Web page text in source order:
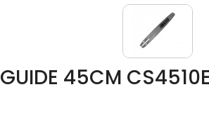
GUIDE 45CM